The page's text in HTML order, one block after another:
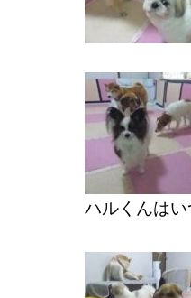
ハルくんは